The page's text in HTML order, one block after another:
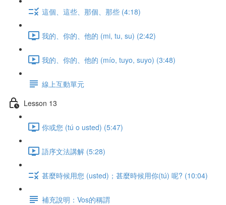
這個、這些、那個、那些 (4:18)
我的、你的、他的 (mi, tu, su) (2:42)
我的、你的、他的 (mío, tuyo, suyo) (3:48)
線上互動單元
Lesson 13
你或您 (tú o usted) (5:47)
語序文法講解 (5:28)
甚麼時候用您 (usted)；甚麼時候用你(tú) 呢? (10:04)
補充說明：Vos的稱謂